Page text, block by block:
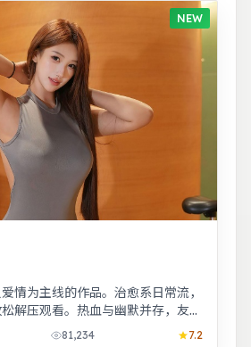
NEW
情为主线的作品。治愈系日常流，
解压观看。热血与幽默并存，友情
合全家观看。
81,234 7.2